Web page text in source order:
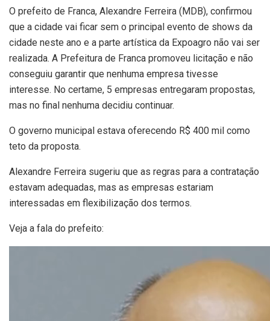
O prefeito de Franca, Alexandre Ferreira (MDB), confirmou
que a cidade vai ficar sem o principal evento de shows da
cidade neste ano e a parte artística da Expoagro não vai ser
realizada. A Prefeitura de Franca promoveu licitação e não
conseguiu garantir que nenhuma empresa tivesse
interesse. No certame, 5 empresas entregaram propostas,
mas no final nenhuma decidiu continuar.
O governo municipal estava oferecendo R$ 400 mil como
teto da proposta.
Alexandre Ferreira sugeriu que as regras para a contratação
estavam adequadas, mas as empresas estariam
interessadas em flexibilização dos termos.
Veja a fala do prefeito: